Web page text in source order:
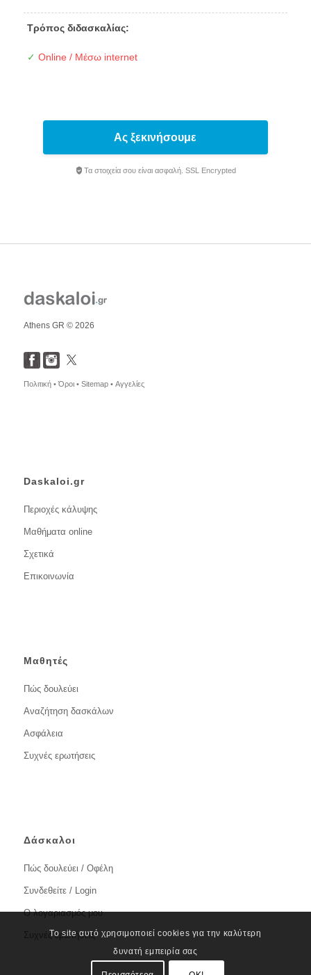
Τρόπος διδασκαλίας:
✓ Online / Μέσω internet
Ας ξεκινήσουμε
Τα στοιχεία σου είναι ασφαλή. SSL Encrypted
Athens GR © 2026
Πολιτική •Όροι • Sitemap • Αγγελίες
Daskaloi.gr
Περιοχές κάλυψης
Μαθήματα online
Σχετικά
Επικοινωνία
Μαθητές
Πώς δουλεύει
Αναζήτηση δασκάλων
Ασφάλεια
Συχνές ερωτήσεις
Δάσκαλοι
Πώς δουλεύει / Οφέλη
Συνδεθείτε / Login
Ο λογαριασμός μου
Συχνές ερωτήσεις
Το site αυτό χρησιμοποιεί cookies για την καλύτερη
δυνατή εμπειρία σας